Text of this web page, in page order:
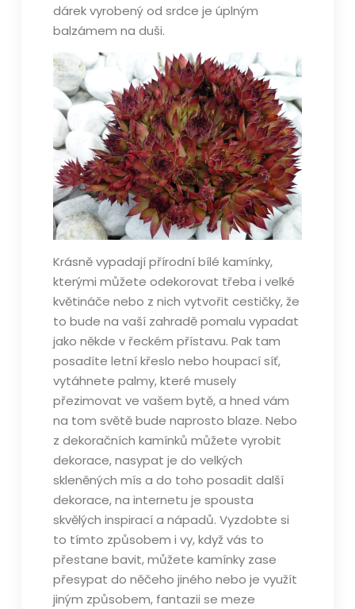
dárek vyrobený od srdce je úplným
balzámem na duši.
Krásně vypadají přírodní bílé kamínky,
kterými můžete odekorovat třeba i velké
květináče nebo z nich vytvořit cestičky, že
to bude na vaší zahradě pomalu vypadat
jako někde v řeckém přístavu. Pak tam
posadíte letní křeslo nebo houpací síť,
vytáhnete palmy, které musely
přezimovat ve vašem bytě, a hned vám
na tom světě bude naprosto blaze. Nebo
z dekoračních kamínků můžete vyrobit
dekorace, nasypat je do velkých
skleněných mís a do toho posadit další
dekorace, na internetu je spousta
skvělých inspirací a nápadů. Vyzdobte si
to tímto způsobem i vy, když vás to
přestane bavit, můžete kamínky zase
přesypat do něčeho jiného nebo je využít
jiným způsobem, fantazii se meze